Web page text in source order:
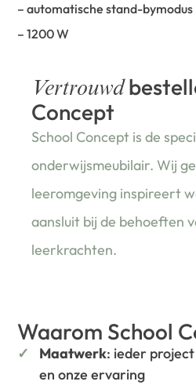
– automatische stand-bymodus
– 1200 W
Vertrouwd
Concept
School Concept is de
onderwijsmeubilair. Wij
leeromgeving inspireert
aansluit bij de behoeften
leerkrachten.
Waarom School
Maatwerk: ieder
en onze ervaring